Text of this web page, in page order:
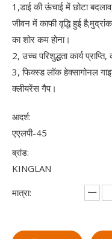
1,डाई की ऊंचाई में छोटा
जीवन में काफी वृद्धि हुई
का शोर कम होना।
2, उच्च परिशुद्धता कार्य
3, फिक्स्ड लॉक हेक्सागोनल
क्लीयरेंस गैप।
आदर्श:
एएलपी-45
ब्रांड:
KINGLAN
मात्रा: